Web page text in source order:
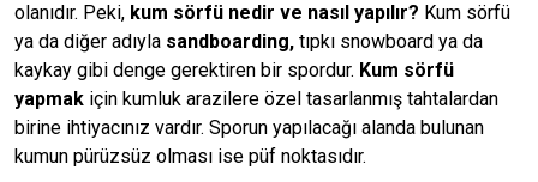
olanıdır. Peki, kum sörfü nedir ve nasıl yapılır? Kum sörfü
ya da diğer adıyla sandboarding, tıpkı snowboard ya da
kaykay gibi denge gerektiren bir spordur. Kum sörfü
yapmak için kumluk arazilere özel tasarlanmış tahtalardan
birine ihtiyacınız vardır. Sporun yapılacağı alanda bulunan
kumun pürüzsüz olması ise püf noktasıdır.